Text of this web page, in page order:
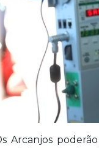
Arcanjos